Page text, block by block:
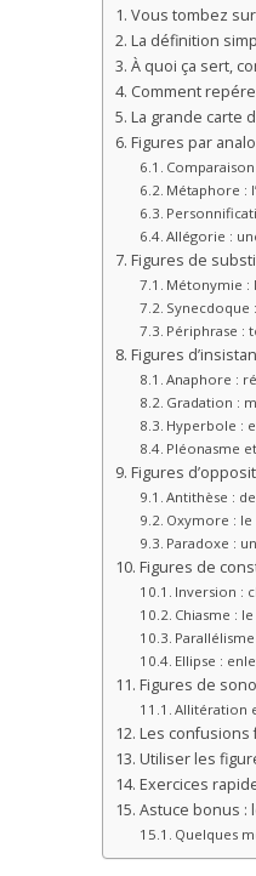
Vous tombez
La définition
À quoi ça sert,
Comment
La grande carte
Figures par
Métaphore :
Allégorie :
Figures de
Métonymie :
Synecdoque
Périphrase :
Figures
Anaphore :
Gradation :
Hyperbole :
Pléonasme
Figures
Antithèse :
Oxymore :
Paradoxe :
Figures de
Inversion :
Chiasme :
Ellipse :
Figures de
Allitération
Les confusions
Utiliser les
Exercices
Astuce bonus :
Quelques